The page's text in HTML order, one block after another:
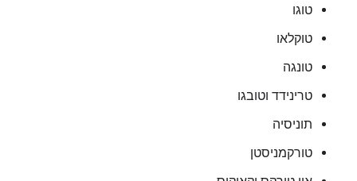
טוגו
טוקלאו
טונגה
טרינידד וטובגו
תוניסיה
טורקמניסטן